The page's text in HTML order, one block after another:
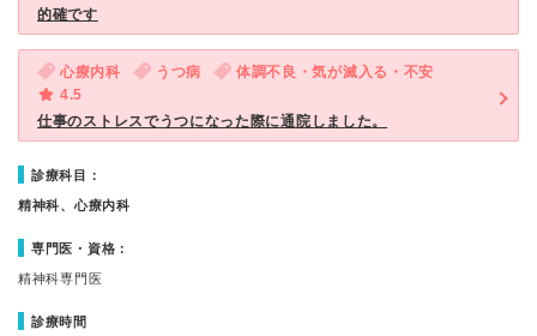
的確です
心療内科 うつ病
体調不良・気が滅入る・不安
4.5
仕事のストレスでうつになった際に通院しました。
診療科目：
精神科、心療内科
専門医・資格：
精神科専門医
診療時間